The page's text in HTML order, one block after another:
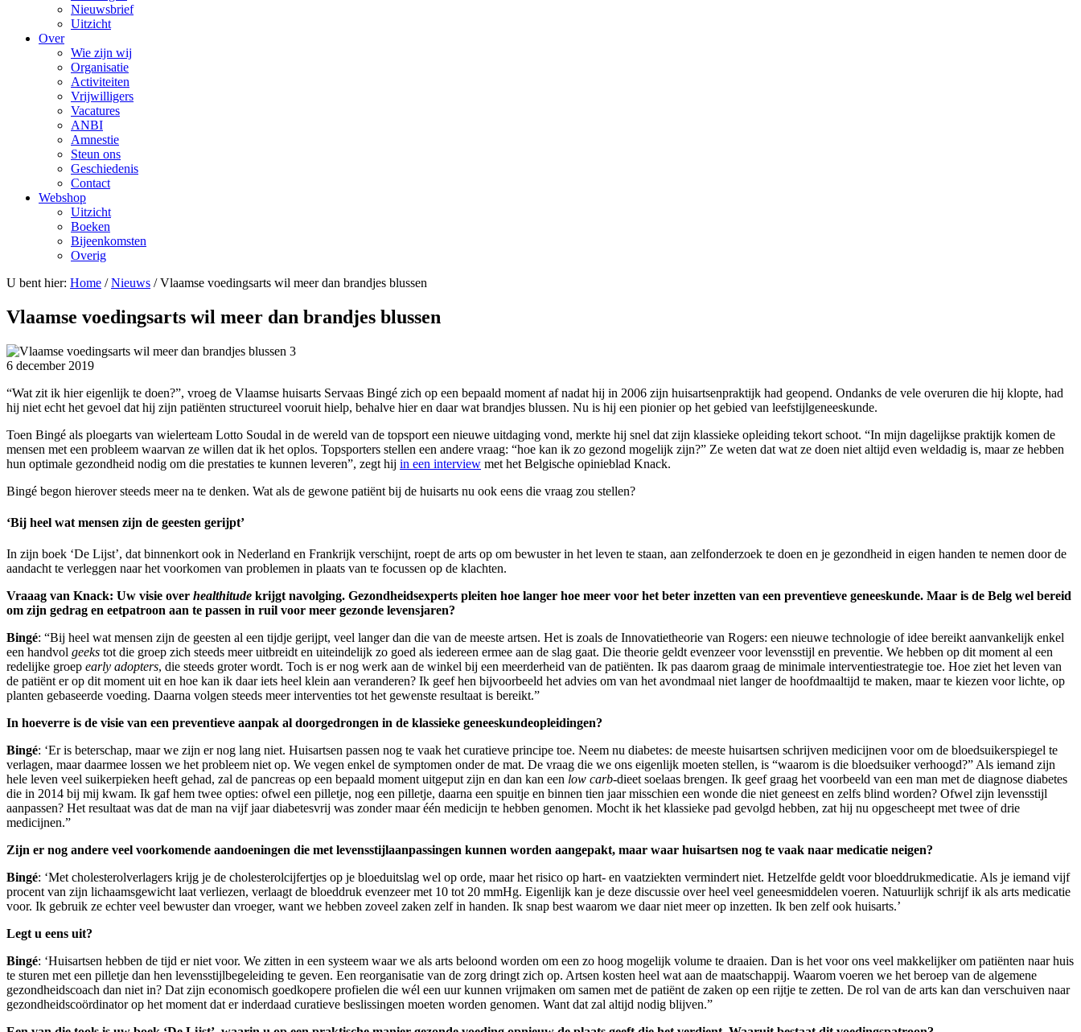
Nieuwsbrief
Uitzicht
Over
Wie zijn wij
Organisatie
Activiteiten
Vrijwilligers
Vacatures
ANBI
Amnestie
Steun ons
Geschiedenis
Contact
Webshop
Uitzicht
Boeken
Bijeenkomsten
Overig
U bent hier: Home /Nieuws / Vlaamse voedingsarts wil meer dan brandjes blussen
Vlaamse voedingsarts wil meer dan brandjes blussen
6 december 2019
“Wat zit ik hier eigenlijk te doen?”, vroeg de Vlaamse huisarts Servaas Bingé zich op een bepaald moment af nadat hij in 2006 zijn huisartsenpraktijk had geopend. Ondanks de vele overuren die hij klopte, had
hij niet echt het gevoel dat hij zijn patiënten structureel vooruit hielp, behalve hier en daar wat brandjes blussen. Nu is hij een pionier op het gebied van leefstijlgeneeskunde.
Toen Bingé als ploegarts van wielerteam Lotto Soudal in de wereld van de topsport een nieuwe uitdaging vond, merkte hij snel dat zijn klassieke opleiding tekort schoot. “In mijn dagelijkse praktijk komen de
mensen met een probleem waarvan ze willen dat ik het oplos. Topsporters stellen een andere vraag: “hoe kan ik zo gezond mogelijk zijn?” Ze weten dat wat ze doen niet altijd even weldadig is, maar ze hebben
hun optimale gezondheid nodig om die prestaties te kunnen leveren”, zegt hij in een interview met het Belgische opinieblad Knack.
Bingé begon hierover steeds meer na te denken. Wat als de gewone patiënt bij de huisarts nu ook eens die vraag zou stellen?
‘Bij heel wat mensen zijn de geesten gerijpt’
In zijn boek ‘De Lijst’, dat binnenkort ook in Nederland en Frankrijk verschijnt, roept de arts op om bewuster in het leven te staan, aan zelfonderzoek te doen en je gezondheid in eigen handen te nemen door de
aandacht te verleggen naar het voorkomen van problemen in plaats van te focussen op de klachten.
Vraaag van Knack: Uw visie over healthitude krijgt navolging. Gezondheidsexperts pleiten hoe langer hoe meer voor het beter inzetten van een preventieve geneeskunde. Maar is de Belg wel bereid
om zijn gedrag en eetpatroon aan te passen in ruil voor meer gezonde levensjaren?
Bingé: “Bij heel wat mensen zijn de geesten al een tijdje gerijpt, veel langer dan die van de meeste artsen. Het is zoals de Innovatietheorie van Rogers: een nieuwe technologie of idee bereikt aanvankelijk enkel
een handvol geeks tot die groep zich steeds meer uitbreidt en uiteindelijk zo goed als iedereen ermee aan de slag gaat. Die theorie geldt evenzeer voor levensstijl en preventie. We hebben op dit moment al een
redelijke groep early adopters, die steeds groter wordt. Toch is er nog werk aan de winkel bij een meerderheid van de patiënten. Ik pas daarom graag de minimale interventiestrategie toe. Hoe ziet het leven van
de patiënt er op dit moment uit en hoe kan ik daar iets heel klein aan veranderen? Ik geef hen bijvoorbeeld het advies om van het avondmaal niet langer de hoofdmaaltijd te maken, maar te kiezen voor lichte, op
planten gebaseerde voeding. Daarna volgen steeds meer interventies tot het gewenste resultaat is bereikt.”
In hoeverre is de visie van een preventieve aanpak al doorgedrongen in de klassieke geneeskundeopleidingen?
Bingé: ‘Er is beterschap, maar we zijn er nog lang niet. Huisartsen passen nog te vaak het curatieve principe toe. Neem nu diabetes: de meeste huisartsen schrijven medicijnen voor om de bloedsuikerspiegel te
verlagen, maar daarmee lossen we het probleem niet op. We vegen enkel de symptomen onder de mat. De vraag die we ons eigenlijk moeten stellen, is “waarom is die bloedsuiker verhoogd?” Als iemand zijn
hele leven veel suikerpieken heeft gehad, zal de pancreas op een bepaald moment uitgeput zijn en dan kan een low carb-dieet soelaas brengen. Ik geef graag het voorbeeld van een man met de diagnose diabetes
die in 2014 bij mij kwam. Ik gaf hem twee opties: ofwel een pilletje, nog een pilletje, daarna een spuitje en binnen tien jaar misschien een wonde die niet geneest en zelfs blind worden? Ofwel zijn levensstijl
aanpassen? Het resultaat was dat de man na vijf jaar diabetesvrij was zonder maar één medicijn te hebben genomen. Mocht ik het klassieke pad gevolgd hebben, zat hij nu opgescheept met twee of drie
medicijnen.”
Zijn er nog andere veel voorkomende aandoeningen die met levensstijlaanpassingen kunnen worden aangepakt, maar waar huisartsen nog te vaak naar medicatie neigen?
Bingé: ‘Met cholesterolverlagers krijg je de cholesterolcijfertjes op je bloeduitslag wel op orde, maar het risico op hart- en vaatziekten vermindert niet. Hetzelfde geldt voor bloeddrukmedicatie. Als je iemand vijf
procent van zijn lichaamsgewicht laat verliezen, verlaagt de bloeddruk evenzeer met 10 tot 20 mmHg. Eigenlijk kan je deze discussie over heel veel geneesmiddelen voeren. Natuurlijk schrijf ik als arts medicatie
voor. Ik gebruik ze echter veel bewuster dan vroeger, want we hebben zoveel zaken zelf in handen. Ik snap best waarom we daar niet meer op inzetten. Ik ben zelf ook huisarts.’
Legt u eens uit?
Bingé: ‘Huisartsen hebben de tijd er niet voor. We zitten in een systeem waar we als arts beloond worden om een zo hoog mogelijk volume te draaien. Dan is het voor ons veel makkelijker om patiënten naar huis
te sturen met een pilletje dan hen levensstijlbegeleiding te geven. Een reorganisatie van de zorg dringt zich op. Artsen kosten heel wat aan de maatschappij. Waarom voeren we het beroep van de algemene
gezondheidscoach dan niet in? Dat zijn economisch goedkopere profielen die wél een uur kunnen vrijmaken om samen met de patiënt de zaken op een rijtje te zetten. De rol van de arts kan dan verschuiven naar
gezondheidscoördinator op het moment dat er inderdaad curatieve beslissingen moeten worden genomen. Want dat zal altijd nodig blijven.”